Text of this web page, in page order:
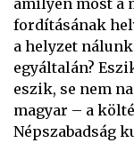
amilyen most a
fordításának
a helyzet
egyáltalán?
eszik, se nem
magyar – a
Népszabadság